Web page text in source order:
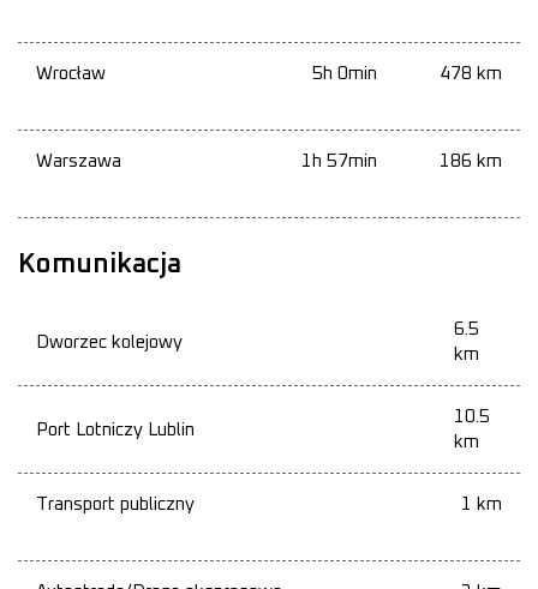
Wrocław 5h 0min 478 km
Warszawa 1h 57min 186 km
Komunikacja
Dworzec kolejowy
6.5
km
Port Lotniczy Lublin
10.5
km
Transport publiczny 1 km